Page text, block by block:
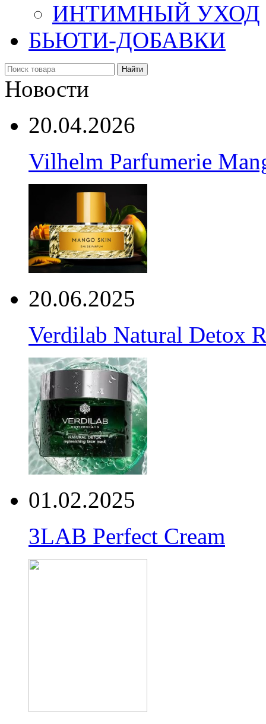
ИНТИМНЫЙ УХОД
БЬЮТИ-ДОБАВКИ
Найти
Новости
20.04.2026
Vilhelm Parfumerie
20.06.2025
Verdilab Natural Detox
01.02.2025
3LAB Perfect Cream